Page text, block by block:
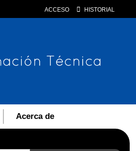
ACCESO HISTORIAL
Acerca de